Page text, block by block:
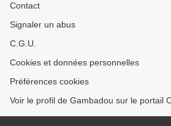
Contact
Signaler un abus
C.G.U.
Cookies et données personnelles
Préférences cookies
Voir le profil de Gambadou sur le portail